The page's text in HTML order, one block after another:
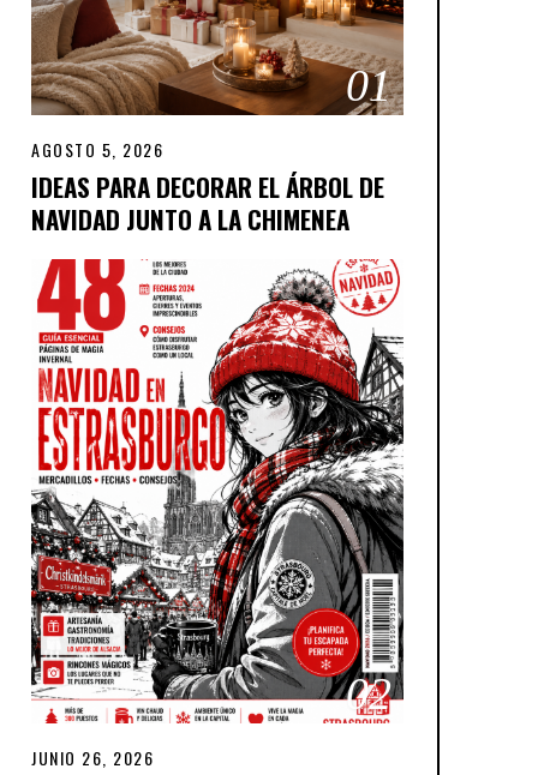
01
AGOSTO 5, 2026
IDEAS PARA DECORAR EL ÁRBOL DE
NAVIDAD JUNTO A LA CHIMENEA
02
JUNIO 26, 2026